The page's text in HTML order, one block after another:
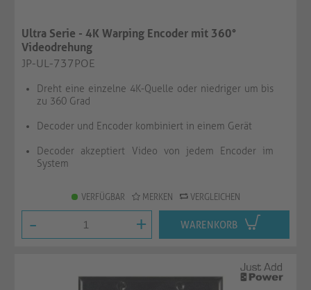
Ultra Serie - 4K Warping Encoder mit 360°
Videodrehung
JP-UL-737POE
Dreht eine einzelne 4K-Quelle oder niedriger um bis
zu 360 Grad
Decoder und Encoder kombiniert in einem Gerät
Decoder akzeptiert Video von jedem Encoder im
System
VERFÜGBAR MERKEN VERGLEICHEN
- + WARENKORB